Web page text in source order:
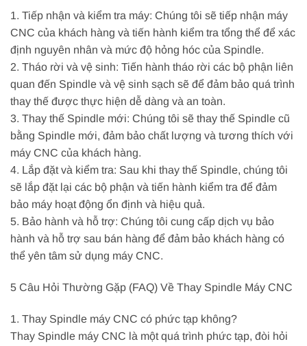
1. Tiếp nhận và kiểm tra máy: Chúng tôi sẽ tiếp nhận máy
CNC của khách hàng và tiến hành kiểm tra tổng thể để xác
định nguyên nhân và mức độ hỏng hóc của Spindle.
2. Tháo rời và vệ sinh: Tiến hành tháo rời các bộ phận liên
quan đến Spindle và vệ sinh sạch sẽ để đảm bảo quá trình
thay thế được thực hiện dễ dàng và an toàn.
3. Thay thế Spindle mới: Chúng tôi sẽ thay thế Spindle cũ
bằng Spindle mới, đảm bảo chất lượng và tương thích với
máy CNC của khách hàng.
4. Lắp đặt và kiểm tra: Sau khi thay thế Spindle, chúng tôi
sẽ lắp đặt lại các bộ phận và tiến hành kiểm tra để đảm
bảo máy hoạt động ổn định và hiệu quả.
5. Bảo hành và hỗ trợ: Chúng tôi cung cấp dịch vụ bảo
hành và hỗ trợ sau bán hàng để đảm bảo khách hàng có
thể yên tâm sử dụng máy CNC.
5 Câu Hỏi Thường Gặp (FAQ) Về Thay Spindle Máy CNC
1. Thay Spindle máy CNC có phức tạp không?
Thay Spindle máy CNC là một quá trình phức tạp, đòi hỏi